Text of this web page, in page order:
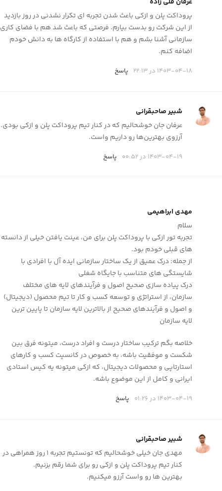
پروداکت پلن و ازکی باعث شدن تجربه ای تکرار نشدنی در روز بازدید
از این شرکت رو بدست بیارم. فرصتی که باعث شد هم با فضای کاری
سازمانی آشنا بشم و هم با استفاده از کارگاه ها به دانش خودم
اضافه کنم.
1403-04-18 در 22:13 پاسخ
شبیر صاحبقرانی
عرفان جان خوشحالیم که در کنار تیم پروداکت پلن و ازکی بودی.
آرزوی بهترین‌ها رو داریم واست.
1403-04-19 در 00:52 پاسخ
مهدی ابراهیمی
سلام
تجربه تور ازکی با پروداکت پلن برای من، عینت یافتن خیلی از دانسته
های قبلی خودم بود.
از جمله: درک عمیق از یک ساختار سازمانی ایده آل با افرادی با
شایستگی های متناسب با جایگاه شغلی
درک پیاده سازی صحیح اصول و فرآیندهای لایه های مختلف
سازمان، از استراتژی و توسعه کسب و کار تا تیم محصول (دیجیتال)
و اصول و فرآیندهای صحیح از بالاترین لایه سازمان تا پایین ترین
لایه سازمان
خلاصه بگم ترکیب ساختار درست و افراد درست، میتونه فرق بین
شکست و موفقیت باشه، به خصوص در کانسپت کسب و کارهای
استارتاپی و محصولات دیجیتال، که ازکی میتونه یه کیس استادی
ایرانی و کامل از این موضوع باشه.
1403-04-19 در 01:26 پاسخ
شبیر صاحبقرانی
مهدی جان خیلی خوشحالیم که تونستیم تجربه 1 روز همراهی در
کنار تیم پروداکت پلن و ازکی رو برای شما رقم بزنیم.
بهترین ها رو واست آرزو میکنیم.